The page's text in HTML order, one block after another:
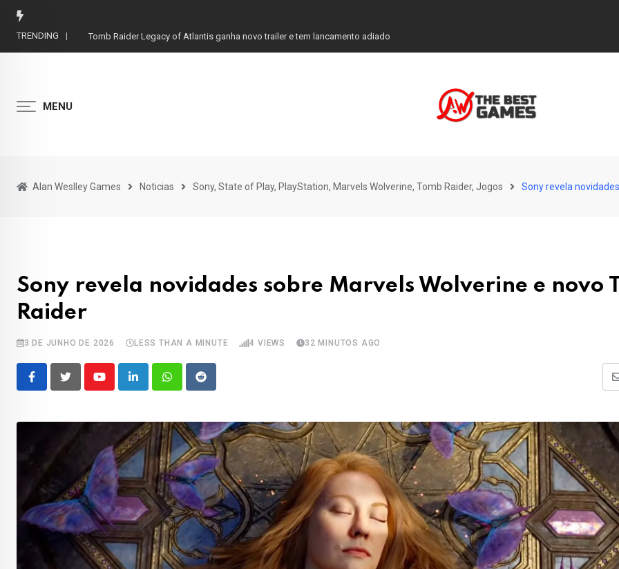
Skip
TRENDING Tomb Raider Legacy of Atlantis ganha novo trailer e tem lancamento adiado
MENU
Alan Weslley Games Noticias Sony, State of Play, PlayStation, Marvels Wolverine, Tomb Raider, Jogos Sony revela
Sony revela novidades sobre Marvels Wolverine e novo
Raider
3 DE JUNHO DE 2026 LESS THAN A MINUTE 4 VIEWS 32 MINUTOS AGO
YoutubeLinkedInWhatsappReddit